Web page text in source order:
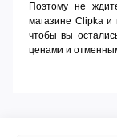
Поэтому не
магазине Clipka
чтобы вы
ценами и